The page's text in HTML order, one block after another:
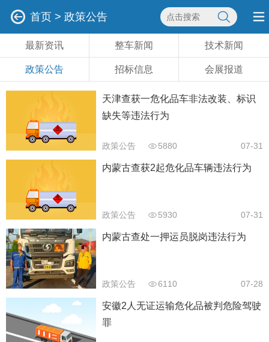
首页 > 政策公告
最新资讯 整车新闻 技术新闻
政策公告 招标信息 会展报道
天津查获一危化品车非法改装、标识
缺失等违法行为
政策公告 5880 07-31
内蒙古查获2起危化品车辆违法行为
政策公告 5930 07-31
内蒙古查处一押运员脱岗违法行为
政策公告 6110 07-28
安徽2人无证运输危化品被判危险驾驶
罪